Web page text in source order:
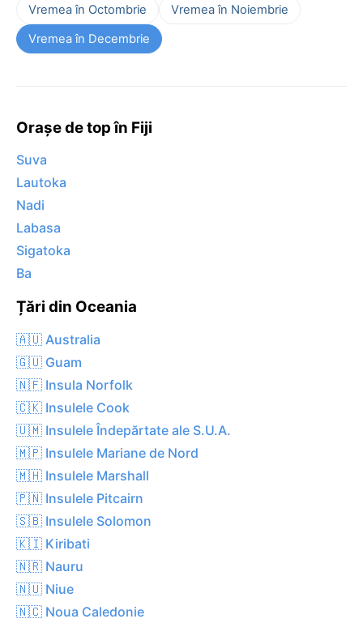
Vremea în Octombrie
Vremea în Noiembrie
Vremea în Decembrie
Orașe de top în Fiji
Suva
Lautoka
Nadi
Labasa
Sigatoka
Ba
Țări din Oceania
🇦🇺 Australia
🇬🇺 Guam
🇳🇫 Insula Norfolk
🇨🇰 Insulele Cook
🇺🇲 Insulele Îndepărtate ale S.U.A.
🇲🇵 Insulele Mariane de Nord
🇲🇭 Insulele Marshall
🇵🇳 Insulele Pitcairn
🇸🇧 Insulele Solomon
🇰🇮 Kiribati
🇳🇷 Nauru
🇳🇺 Niue
🇳🇨 Noua Caledonie